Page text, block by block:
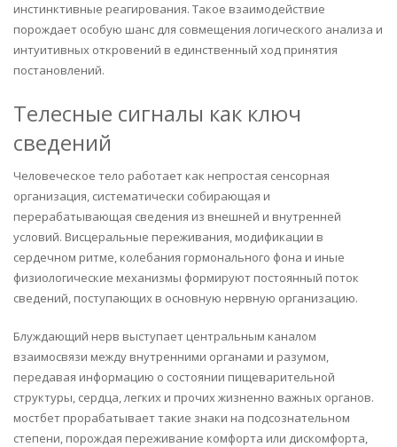
инстинктивные реагирования. Такое взаимодействие
порождает особую шанс для совмещения логического анализа и
интуитивных откровений в единственный ход принятия
постановлений.
Телесные сигналы как ключ
сведений
Человеческое тело работает как непростая сенсорная
организация, систематически собирающая и
перерабатывающая сведения из внешней и внутренней
условий. Висцеральные переживания, модификации в
сердечном ритме, колебания гормонального фона и иные
физиологические механизмы формируют постоянный поток
сведений, поступающих в основную нервную организацию.
Блуждающий нерв выступает центральным каналом
взаимосвязи между внутренними органами и разумом,
передавая информацию о состоянии пищеварительной
структуры, сердца, легких и прочих жизненно важных органов.
мостбет прорабатывает такие знаки на подсознательном
степени, порождая переживание комфорта или дискомфорта,